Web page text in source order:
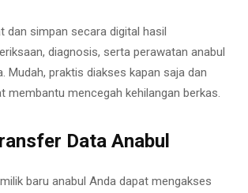
dan simpan secara digital hasil
diagnosis, serta perawatan anabul
Mudah, praktis diakses kapan saja dan
membantu mencegah kehilangan berkas.
Data Anabul
baru anabul Anda dapat mengakses